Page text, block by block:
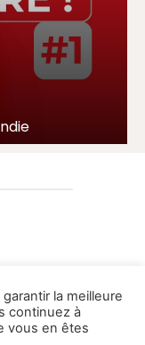
la meilleure
continuez à
vous en êtes